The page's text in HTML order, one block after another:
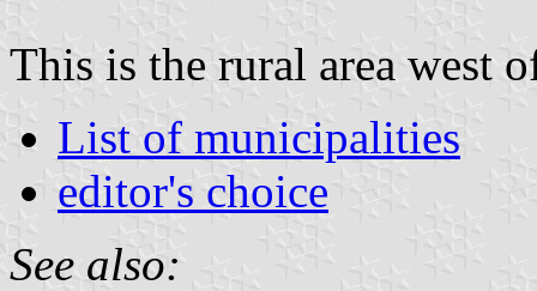
This is the rural area west
List of municipalities
editor's choice
See also: